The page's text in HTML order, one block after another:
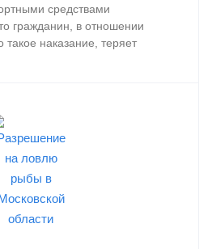
средствами
гражданин, в отношении
такое наказание, теряет